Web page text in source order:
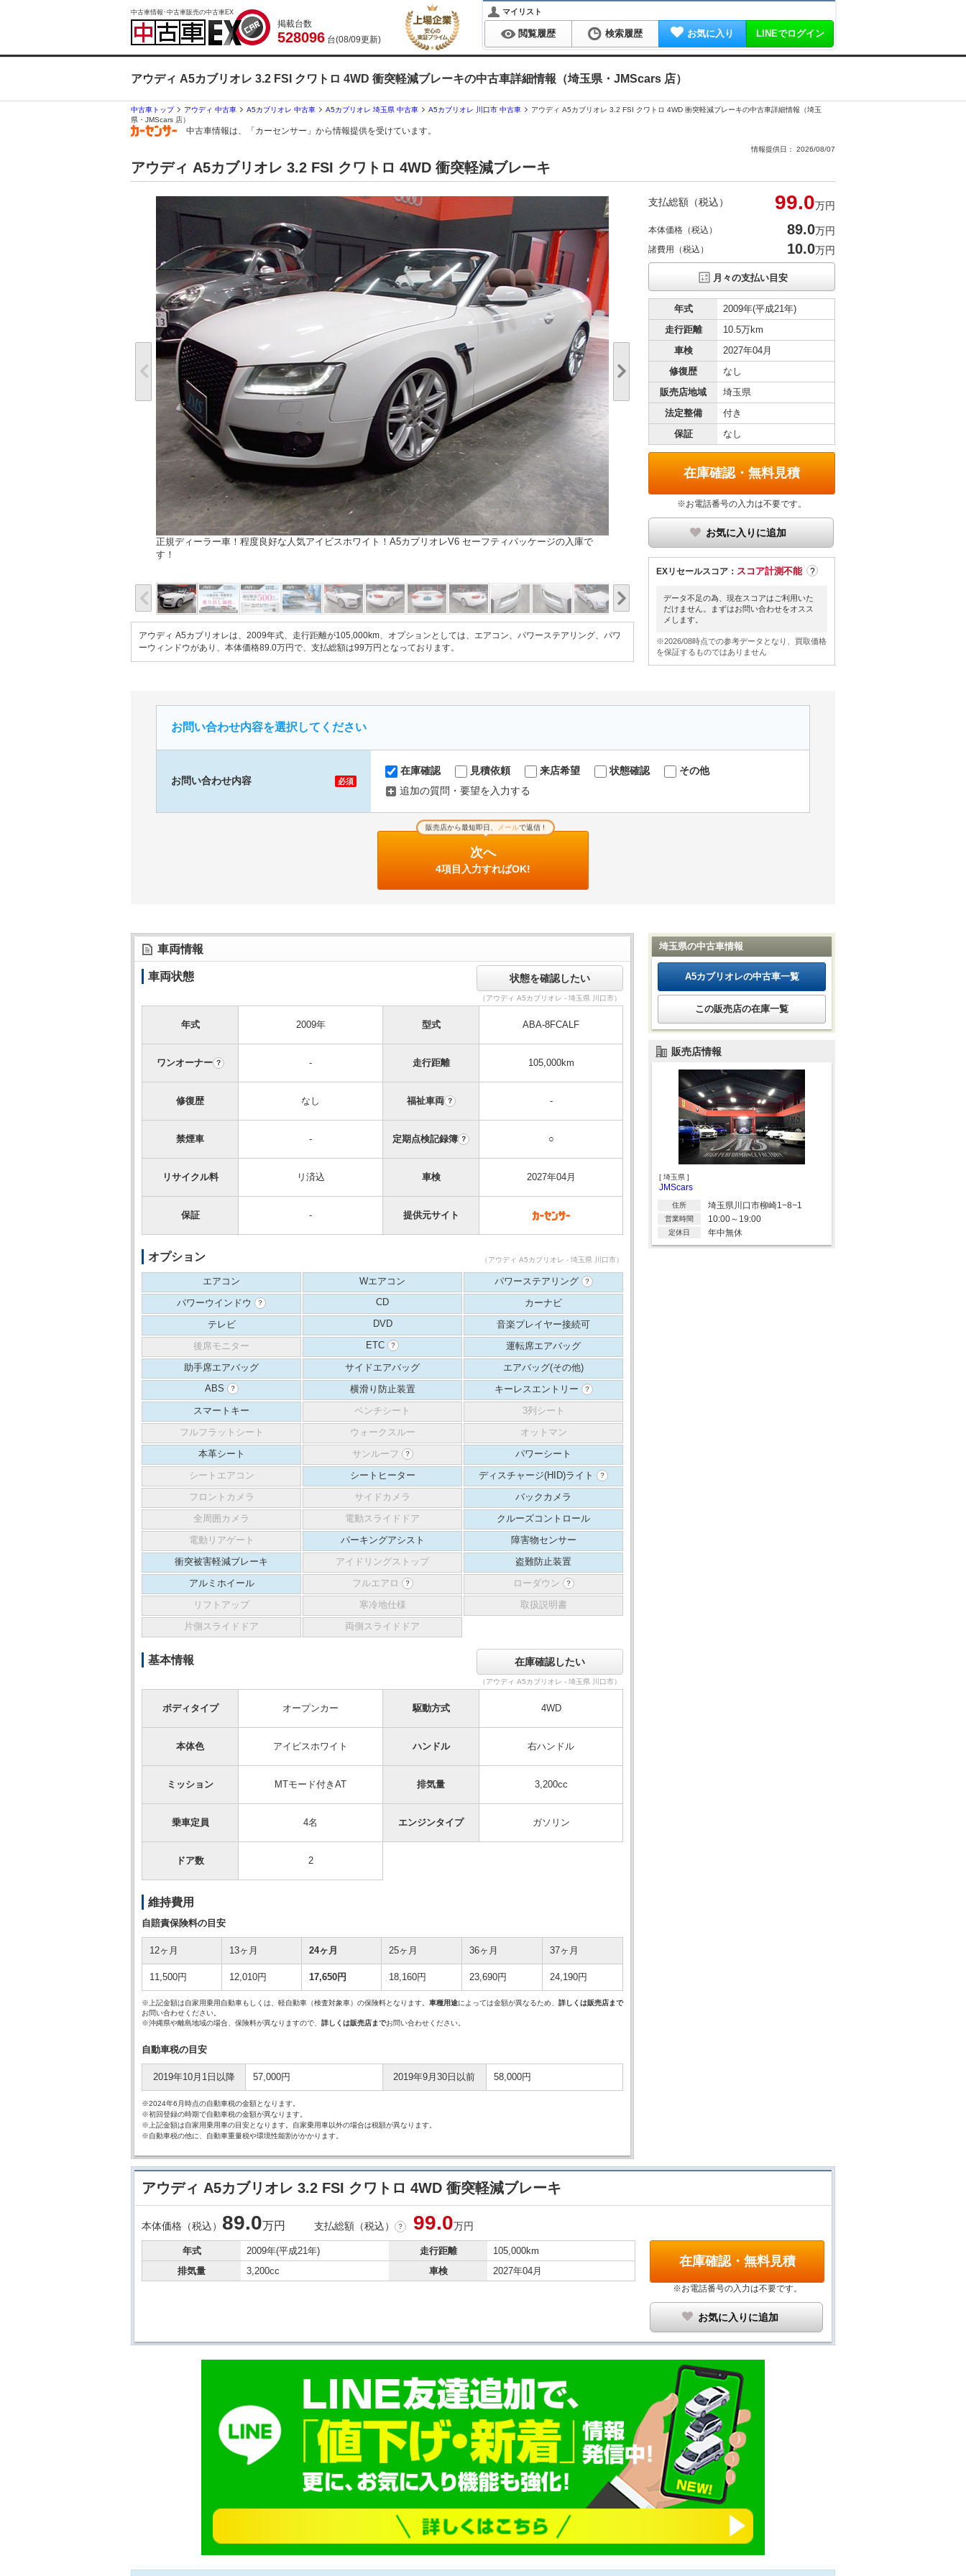
中古車情報･中古車販売の中古車EX
掲載台数
528096 台(08/09更新)
マイリスト
閲覧履歴 検索履歴 お気に入り LINEでログイン
アウディ A5カブリオレ 3.2 FSI クワトロ 4WD 衝突軽減ブレーキの中古車詳細情報（埼玉県・JMScars 店）
中古車トップ アウディ 中古車 A5カブリオレ 中古車 A5カブリオレ 埼玉県 中古車 A5カブリオレ 川口市 中古車
アウディ A5カブリオレ 3.2 FSI クワトロ 4WD 衝突軽減ブレーキの中古車詳細情報（埼玉
県・JMScars 店）
中古車情報は、「カーセンサー」から情報提供を受けています。
情報提供日： 2026/08/07
アウディ A5カブリオレ 3.2 FSI クワトロ 4WD 衝突軽減ブレーキ
正規ディーラー車！程度良好な人気アイビスホワイト！A5カブリオレV6 セーフティパッケージの入庫で
す！
アウディ A5カブリオレは、2009年式、走行距離が105,000km、オプションとしては、エアコン、パワーステアリング、パワ
ーウィンドウがあり、本体価格89.0万円で、支払総額は99万円となっております。
支払総額（税込） 99.0万円
本体価格（税込） 89.0万円
諸費用（税込） 10.0万円
月々の支払い目安
年式
2009年(平成21年)
走行距離
10.5万km
車検
2027年04月
修復歴
なし
販売店地域
埼玉県
法定整備
付き
保証
なし
在庫確認・無料見積
※お電話番号の入力は不要です。
お気に入りに追加
EXリセールスコア： スコア計測不能 ?
データ不足の為、現在スコアはご利用いた
だけません。まずはお問い合わせをオスス
メします。
※2026/08時点での参考データとなり、買取価格
を保証するものではありません
お問い合わせ内容を選択してください
お問い合わせ内容 必須
在庫確認 見積依頼 来店希望 状態確認
その他
追加の質問・要望を入力する
次へ
4項目入力すればOK!
販売店から最短即日、 メールで返信 !
車両情報
車両状態
（アウディ A5カブリオレ - 埼玉県 川口市）
年式 2009年 型式 ABA-8FCALF
ワンオーナー ？ - 走行距離 105,000km
修復歴 なし 福祉車両 ？ -
禁煙車 - 定期点検記録簿 ？ ○
リサイクル料 リ済込 車検 2027年04月
保証 - 提供元サイト
オプション （アウディ A5カブリオレ - 埼玉県 川口市）
エアコン Wエアコン パワーステアリング ？
パワーウインドウ ？ CD
カーナビ
テレビ
DVD
音楽プレイヤー接続可
後席モニター
ETC ？
運転席エアバッグ
助手席エアバッグ
サイドエアバッグ
エアバッグ(その他)
ABS
？ 横滑り防止装置 キーレスエントリー ？
スマートキー ベンチシート
3列シート
フルフラットシート
ウォークスルー
オットマン
本革シート
サンルーフ ？
パワーシート
シートエアコン
シートヒーター ディスチャージ(HID)ライト ？
フロントカメラ サイドカメラ
バックカメラ
全周囲カメラ
電動スライドドア
クルーズコントロール
電動リアゲート
パーキングアシスト
障害物センサー
衝突被害軽減ブレーキ
アイドリングストップ
盗難防止装置
アルミホイール
フルエアロ ？ ローダウン ？
リフトアップ 寒冷地仕様
取扱説明書
片側スライドドア
両側スライドドア
基本情報
（アウディ A5カブリオレ - 埼玉県 川口市）
ボディタイプ オープンカー 駆動方式 4WD
本体色 アイビスホワイト ハンドル 右ハンドル
ミッション MTモード付きAT 排気量 3,200cc
乗車定員 4名 エンジンタイプ ガソリン
ドア数 2
維持費用
自賠責保険料の目安
12ヶ月 13ヶ月 24ヶ月 25ヶ月 36ヶ月 37ヶ月
11,500円 12,010円 17,650円 18,160円 23,690円 24,190円
※上記金額は自家用乗用自動車もしくは、軽自動車（検査対象車）の保険料となります。 車種用途によっては金額が異なるため、 詳しくは販売店まで
お問い合わせください。
※沖縄県や離島地域の場合、保険料が異なりますので、 詳しくは販売店までお問い合わせください。
自動車税の目安
2019年10月1日以降 57,000円 2019年9月30日以前 58,000円
※2024年6月時点の自動車税の金額となります。
※初回登録の時期で自動車税の金額が異なります。
※上記金額は自家用乗用車の目安となります。自家乗用車以外の場合は税額が異なります。
※自動車税の他に、自動車重量税や環境性能割がかかります。
埼玉県の中古車情報
A5カブリオレの中古車一覧
この販売店の在庫一覧
販売店情報
[ 埼玉県 ]
JMScars
住所 埼玉県川口市柳崎1−8−1
営業時間 10:00～19:00
定休日 年中無休
アウディ A5カブリオレ 3.2 FSI クワトロ 4WD 衝突軽減ブレーキ
本体価格（税込） 89.0万円 支払総額（税込） ？ 99.0万円
年式 2009年(平成21年) 走行距離
105,000km
排気量
3,200cc 車検 2027年04月
在庫確認・無料見積
※お電話番号の入力は不要です。
お気に入りに追加